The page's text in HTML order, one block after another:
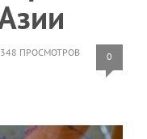
ПРОСМОТРОВ 0